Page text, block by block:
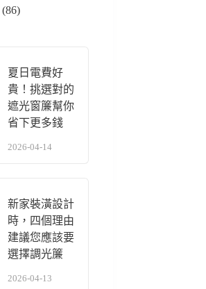
(86)
夏日電費好
貴！挑選對的
遮光窗簾幫你
省下更多錢
2026-04-14
新家裝潢設計
時，四個理由
建議您應該要
選擇調光簾
2026-04-13